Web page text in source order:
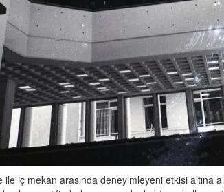
ile iç mekan arasında deneyimleyeni etkisi altına